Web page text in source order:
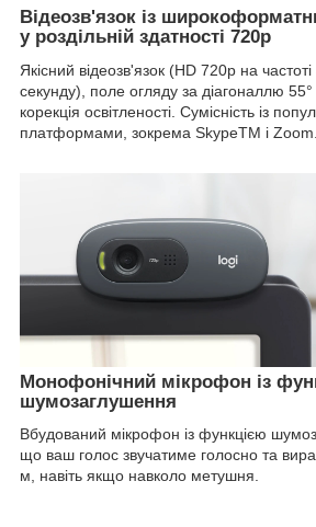
Відеозв'язок із
у роздільній здатності 720p
Якісний відеозв'язок (HD 720p на
секунду), поле огляду за діагоналлю
корекція освітленості. Сумісність із
платформами, зокрема SkypeTM і Zoom.
Монофонічний мікрофон із
шумозаглушення
Вбудований мікрофон із функцією
що ваш голос звучатиме голосно та
м, навіть якщо навколо метушня.